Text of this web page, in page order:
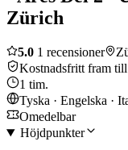
Zürich
5.0 1 recensioner
Kostnadsfritt fram
1 tim.
Tyska · Engelska ·
Omedelbar
Höjdpunkter